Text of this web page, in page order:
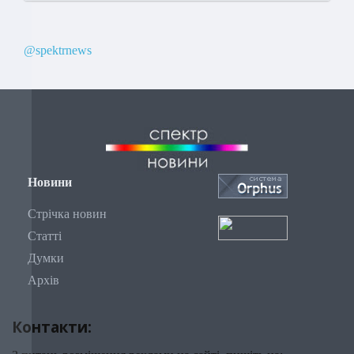
@spektrnews
Новини
Стрічка новин
Статті
Думки
Архів
Контакти: